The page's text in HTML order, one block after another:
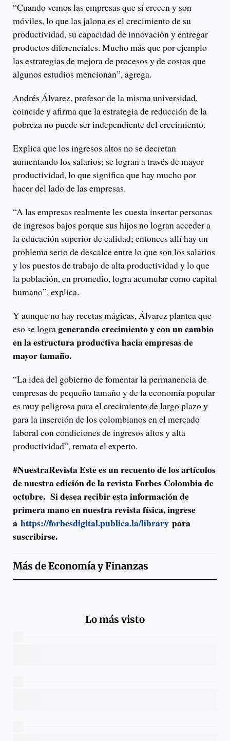
“Cuando vemos las empresas que sí crecen y son
móviles, lo que las jalona es el crecimiento de su
productividad, su capacidad de innovación y entregar
productos diferenciales. Mucho más que por ejemplo
las estrategias de mejora de procesos y de costos que
algunos estudios mencionan”, agrega.
Andrés Álvarez, profesor de la misma universidad,
coincide y afirma que la estrategia de reducción de la
pobreza no puede ser independiente del crecimiento.
Explica que los ingresos altos no se decretan
aumentando los salarios; se logran a través de mayor
productividad, lo que significa que hay mucho por
hacer del lado de las empresas.
“A las empresas realmente les cuesta insertar personas
de ingresos bajos porque sus hijos no logran acceder a
la educación superior de calidad; entonces allí hay un
problema serio de descalce entre lo que son los salarios
y los puestos de trabajo de alta productividad y lo que
la población, en promedio, logra acumular como capital
humano”, explica.
Y aunque no hay recetas mágicas, Álvarez plantea que
eso se logragenerando crecimiento y con un cambio
en la estructura productiva hacia empresas de
mayor tamaño.
“La idea del gobierno de fomentar la permanencia de
empresas de pequeño tamaño y de la economía popular
es muy peligrosa para el crecimiento de largo plazo y
para la inserción de los colombianos en el mercado
laboral con condiciones de ingresos altos y alta
productividad”, remata el experto.
#NuestraRevista Este es un recuento de los artículos
de nuestra edición de la revista Forbes Colombia de
octubre. Si desea recibir esta información de
primera mano en nuestra revista física, ingrese
a https://forbesdigital.publica.la/library para
suscribirse.
Más deEconomía y Finanzas
Lo más visto